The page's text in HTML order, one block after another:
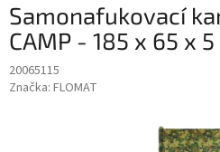
Samonafukovací
CAMP - 185 x 65 x
20065115
Značka: FLOMAT